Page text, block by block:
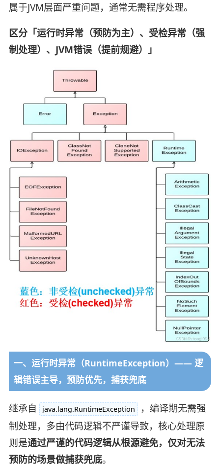
属于JVM层面严重问题，通常无需程序处理。
区分「运行时异常（预防为主）、受检异常（强
制处理）、JVM错误（提前规避）」
一、运行时异常（RuntimeException）—— 逻
辑错误主导，预防优先，捕获兜底
继承自 java.lang.RuntimeException
，编译期无需强
制处理，多由代码逻辑不严谨导致，核心处理原
则是通过严谨的代码逻辑从根源避免，仅对无法
预防的场景做捕获兜底。